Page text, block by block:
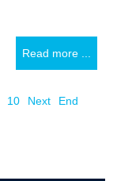
Read more ...
10 Next End